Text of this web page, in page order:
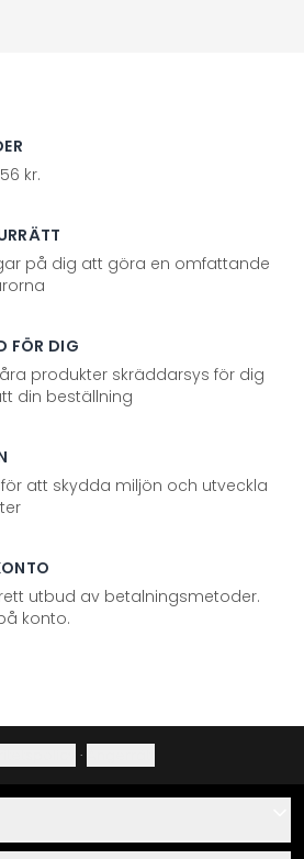
kr.
på dig att göra en omfattande
FÖR DIG
produkter skräddarsys för dig
din beställning
att skydda miljön och utveckla
utbud av betalningsmetoder.
konto.
·